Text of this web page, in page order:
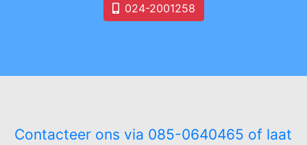
024-2001258
Contacteer ons via 085-0640465 of laat